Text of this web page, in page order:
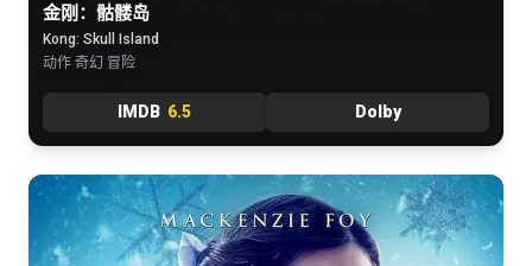
金刚：骷髅岛
Kong: Skull Island
动作 奇幻 冒险
IMDB 6.5 Dolby